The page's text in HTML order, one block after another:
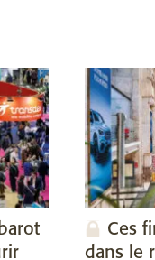
Ces
dans le